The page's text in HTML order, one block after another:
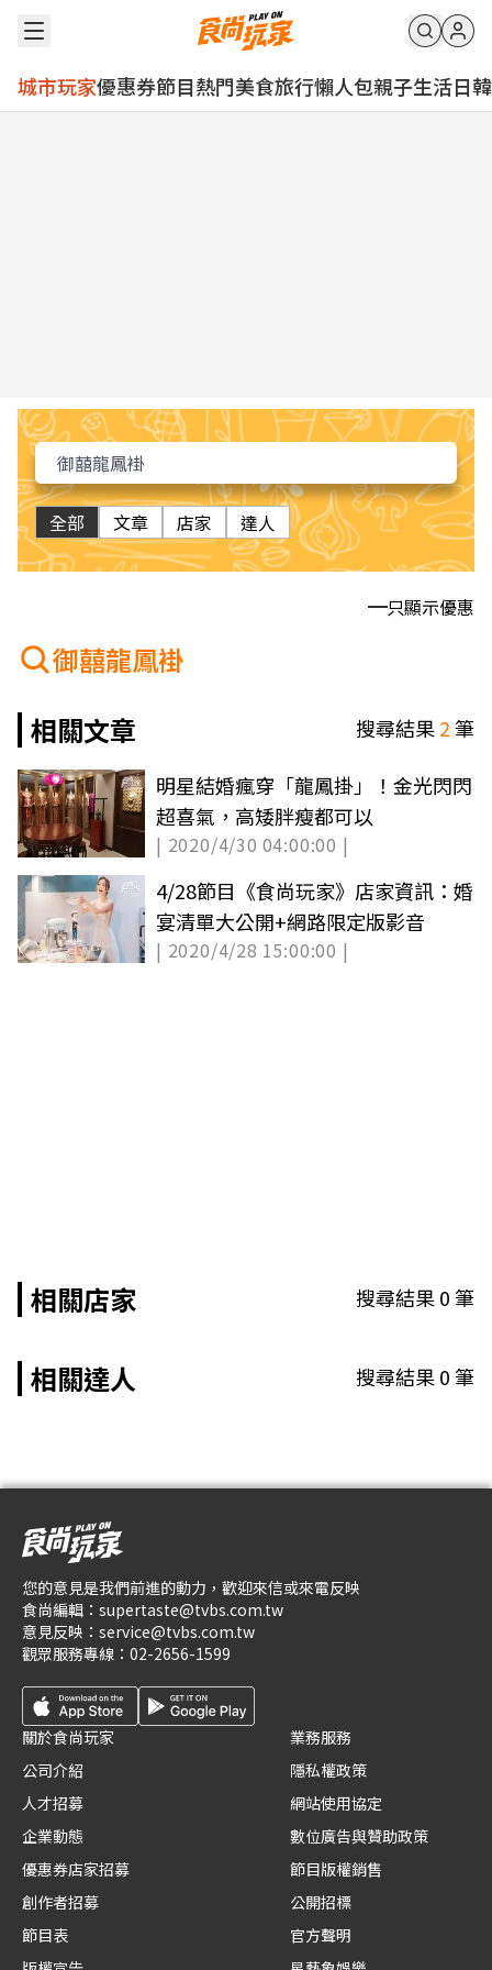
城市玩家優惠券節目熱門美食旅行懶人包親子生活日韓
全部 文章 店家 達人
只顯示優惠
御囍龍鳳褂
相關文章
搜尋結果2筆
明星結婚瘋穿「龍鳳掛」！金光閃閃
超喜氣，高矮胖瘦都可以
| 2020/4/30 04:00:00 |
4/28節目《食尚玩家》店家資訊：婚
宴清單大公開+網路限定版影音
| 2020/4/28 15:00:00 |
相關店家 搜尋結果0筆
相關達人 搜尋結果0筆
您的意見是我們前進的動力，歡迎來信或來電反映
食尚編輯： supertaste@tvbs.com.tw
意見反映： service@tvbs.com.tw
觀眾服務專線： 02-2656-1599
關於食尚玩家
公司介紹
人才招募
企業動態
優惠券店家招募
創作者招募
節目表
業務服務
隱私權政策
網站使用協定
數位廣告與贊助政策
節目版權銷售
公開招標
官方聲明